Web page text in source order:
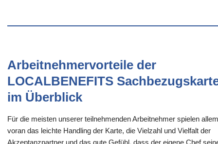
Arbeitnehmervorteile der
LOCALBENEFITS
im Überblick
Für die meisten unserer teilnehmenden Arbeitnehmer spielen allem
voran das leichte Handling der Karte, die Vielzahl und Vielfalt der
Akzeptanzpartner und das gute Gefühl, dass der eigene Chef